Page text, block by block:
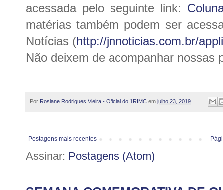
acessada pelo seguinte link:
matérias também podem ser
Notícias (http://jnnoticias.com.br/
Não deixem de acompanhar nossas
Por Rosiane Rodrigues Vieira - Oficial do 1RIMC em julho 23, 2019
Postagens mais recentes
Assinar: Postagens (Atom)